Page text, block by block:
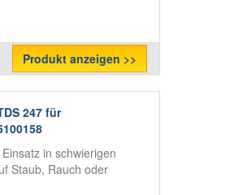
Produkt anzeigen >>
247 für
in schwierigen
Staub, Rauch oder